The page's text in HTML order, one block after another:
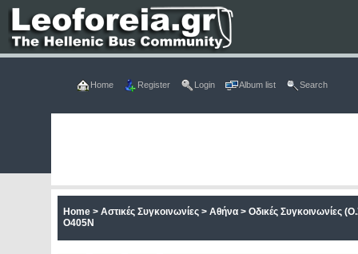
Home Register Login Album list Search
Home> Αστικές Συγκοινωνίες> Αθήνα> Οδικές Συγκοινωνίες
O405N